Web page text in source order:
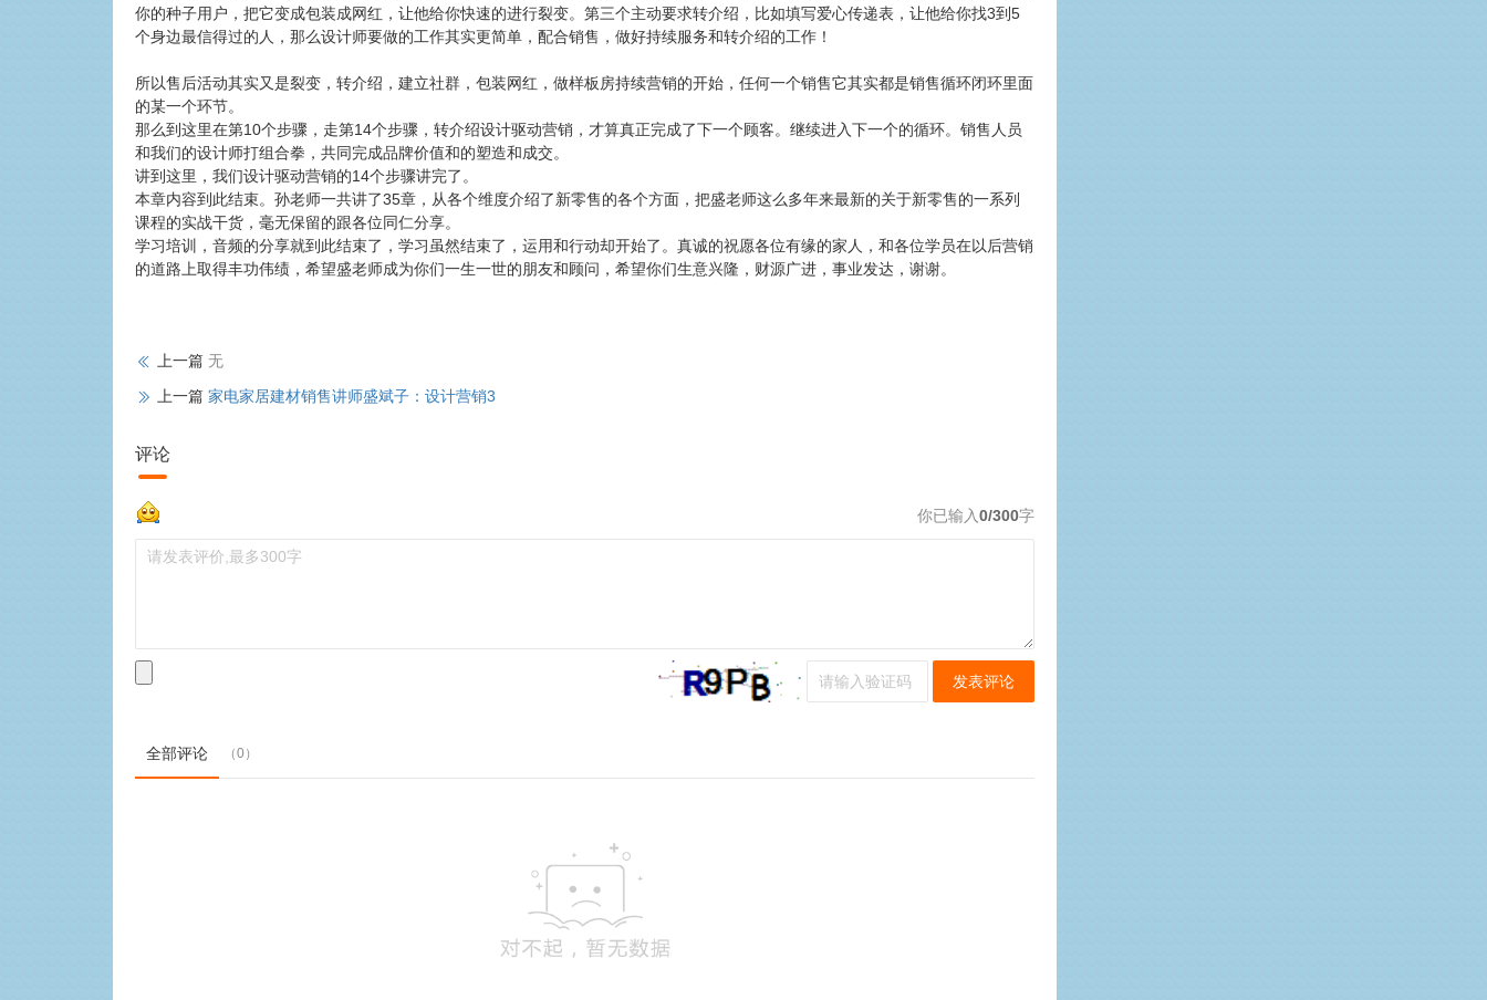
你的种子用户，把它变成包装成网红，让他给你快速的进行裂变。第三个主动要求转介绍，比如填写爱心传递表，让他给你找3到5
个身边最信得过的人，那么设计师要做的工作其实更简单，配合销售，做好持续服务和转介绍的工作！
所以售后活动其实又是裂变，转介绍，建立社群，包装网红，做样板房持续营销的开始，任何一个销售它其实都是销售循环闭环里面
的某一个环节。
那么到这里在第10个步骤，走第14个步骤，转介绍设计驱动营销，才算真正完成了下一个顾客。继续进入下一个的循环。销售人员
和我们的设计师打组合拳，共同完成品牌价值和的塑造和成交。
讲到这里，我们设计驱动营销的14个步骤讲完了。
本章内容到此结束。孙老师一共讲了35章，从各个维度介绍了新零售的各个方面，把盛老师这么多年来最新的关于新零售的一系列
课程的实战干货，毫无保留的跟各位同仁分享。
学习培训，音频的分享就到此结束了，学习虽然结束了，运用和行动却开始了。真诚的祝愿各位有缘的家人，和各位学员在以后营销
的道路上取得丰功伟绩，希望盛老师成为你们一生一世的朋友和顾问，希望你们生意兴隆，财源广进，事业发达，谢谢。
上一篇 无
上一篇 家电家居建材销售讲师盛斌子：设计营销3
评论
你已输入0/300字
发表评论
全部评论 （0）